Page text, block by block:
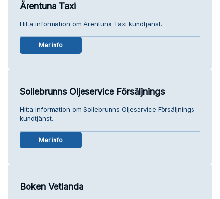
Ärentuna Taxi
Hitta information om Ärentuna Taxi kundtjänst.
Mer info
Sollebrunns Oljeservice Försäljnings
Hitta information om Sollebrunns Oljeservice Försäljnings
kundtjänst.
Mer info
Boken Vetlanda